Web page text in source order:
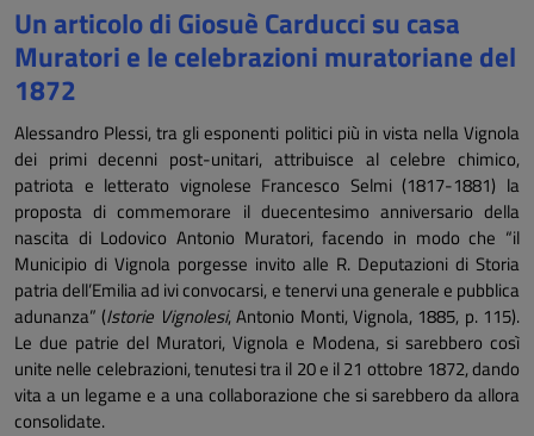
CELEBRAZIONI MURATORIANE DEL 1872
Un articolo di Giosuè Carducci su casa
Muratori e le celebrazioni muratoriane del
1872
Alessandro Plessi, tra gli esponenti politici più in vista nella Vignola
dei primi decenni post-unitari, attribuisce al celebre chimico,
patriota e letterato vignolese Francesco Selmi (1817-1881) la
proposta di commemorare il duecentesimo anniversario della
nascita di Lodovico Antonio Muratori, facendo in modo che “il
Municipio di Vignola porgesse invito alle R. Deputazioni di Storia
patria dell’Emilia ad ivi convocarsi, e tenervi una generale e pubblica
adunanza” (Istorie Vignolesi, Antonio Monti, Vignola, 1885, p. 115).
Le due patrie del Muratori, Vignola e Modena, si sarebbero così
unite nelle celebrazioni, tenutesi tra il 20 e il 21 ottobre 1872, dando
vita a un legame e a una collaborazione che si sarebbero da allora
consolidate.